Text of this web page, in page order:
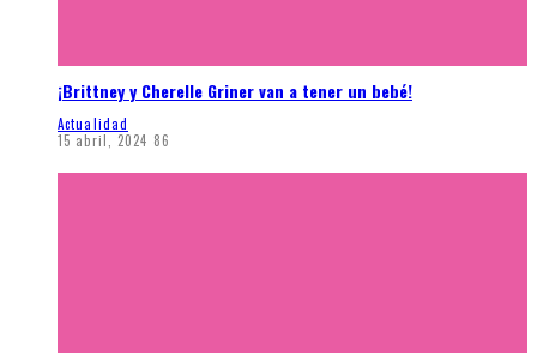
¡Brittney y Cherelle Griner van a tener un bebé!
Actualidad
15 abril, 2024 86